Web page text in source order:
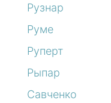
Рузнар
Руме
Руперт
Рыпар
Савченко